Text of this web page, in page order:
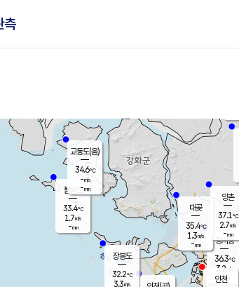
측
볼음도
33.4℃
1.7m/s
-mm
장봉도
32.2℃
3.3m/s
경서동
36.3℃
3.2 m/s
-mm
대곶
35.4℃
1.3m/s
-mm
양촌
37.1℃
2.7m/s
-mm
교동도(음)
34.6℃
-m/s
-mm
인천